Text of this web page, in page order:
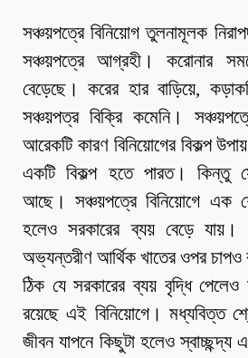
সঞ্চয়পত্রে বিনিয়োগ তুলনামূলক
সঞ্চয়পত্রে আগ্রহী। করোনার
বেড়েছে। করের হার বাড়িয়ে,
সঞ্চয়পত্র বিক্রি কমেনি।
আরেকটি কারণ বিনিয়োগের বিকল্প
একটি বিকল্প হতে পারত। কিন্তু
আছে। সঞ্চয়পত্রে বিনিয়োগে এক
হলেও সরকারের ব্যয় বেড়ে যায়।
অভ্যন্তরীণ আর্থিক খাতের ওপর
ঠিক যে সরকারের ব্যয় বৃদ্ধি পেলেও
রয়েছে এই বিনিয়োগে। মধ্যবিত্ত
জীবন যাপনে কিছুটা হলেও স্বাচ্ছন্দ্য